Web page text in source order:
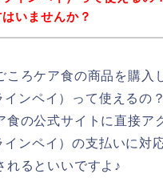
いませんか？
ころケア食の商品を購入
ンペイ）って使えるの
食の公式サイトに直接ア
インペイ）の支払いに対
れるといいですよ♪